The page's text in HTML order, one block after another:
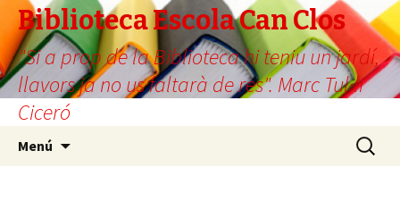
Biblioteca Escola Can Clos
"Si a prop de la Biblioteca hi teniu un jardí,
llavors ja no us faltarà de res". Marc Tul·li
Ciceró
Menú Cerca: